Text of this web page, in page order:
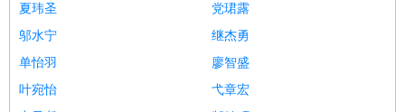
夏玮圣
党珺露
邬水宁
继杰勇
单怡羽
廖智盛
叶宛怡
弋章宏